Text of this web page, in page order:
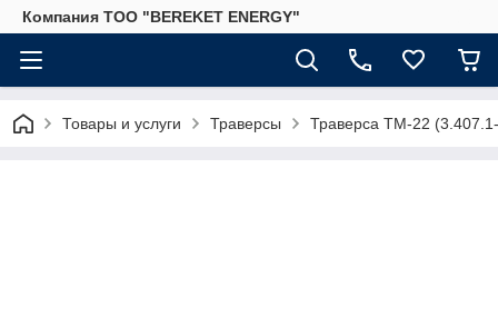
Компания ТОО "BEREKET ENERGY"
Товары и услуги Траверсы Траверса ТМ-22